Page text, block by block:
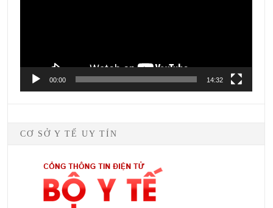
00:00 14:32
CƠ SỞ Y TẾ UY TÍN